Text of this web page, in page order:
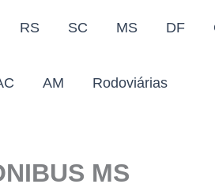
RS SC MS DF
AM Rodoviárias
MS